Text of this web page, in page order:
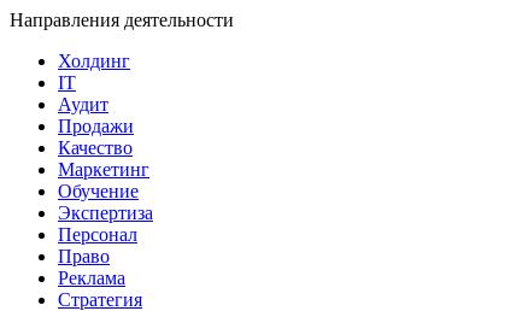
Направления деятельности
Холдинг
IT
Аудит
Продажи
Качество
Маркетинг
Обучение
Экспертиза
Персонал
Право
Реклама
Стратегия